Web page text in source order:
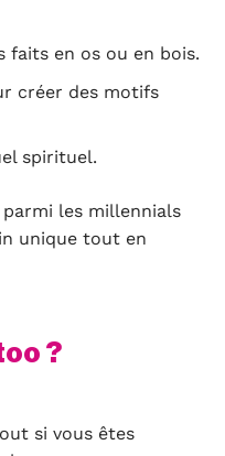
faits en os ou en bois.
créer des motifs
spirituel.
les millennials
unique tout en
?
si vous êtes